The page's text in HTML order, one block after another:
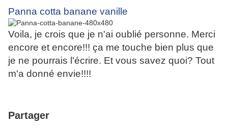
Panna cotta banane vanille
Voila, je crois que je n'ai oublié personne. Merci
encore et encore!!! ça me touche bien plus que
je ne pourrais l'écrire. Et vous savez quoi? Tout
m'a donné envie!!!!
Partager